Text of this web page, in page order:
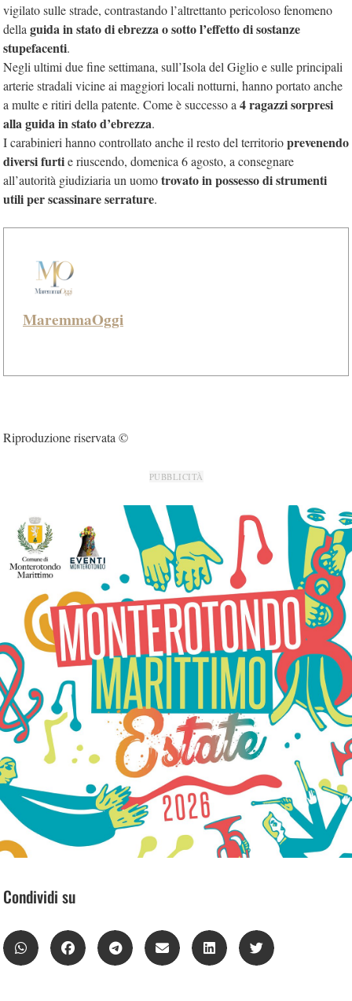
vigilato sulle strade, contrastando l’altrettanto pericoloso fenomeno
della guida in stato di ebrezza o sotto l’effetto di sostanze
stupefacenti.
Negli ultimi due fine settimana, sull’Isola del Giglio e sulle principali
arterie stradali vicine ai maggiori locali notturni, hanno portato anche
a multe e ritiri della patente. Come è successo a 4 ragazzi sorpresi
alla guida in stato d’ebrezza.
I carabinieri hanno controllato anche il resto del territorioprevenendo
diversi furtie riuscendo, domenica 6 agosto, a consegnare
all’autorità giudiziaria un uomotrovato in possesso di strumenti
utili per scassinare serrature.
MaremmaOggi
Riproduzione riservata ©
PUBBLICITÀ
Condividi su